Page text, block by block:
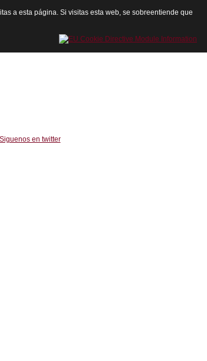
a esta página. Si visitas esta web, se sobreentiende que